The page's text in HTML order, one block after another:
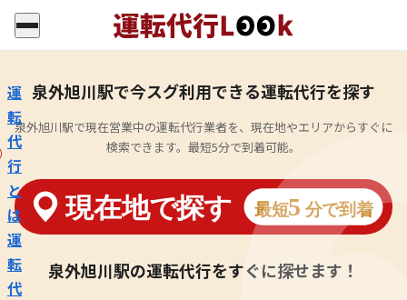
運
転
代
行
と
は
運
転
代
泉外旭川駅で今スグ利用できる運転代行を探す
泉外旭川駅で現在営業中の運転代行業者を、現在地やエリアからすぐに
検索できます。最短5分で到着可能。
泉外旭川駅の運転代行をすぐに探せます！